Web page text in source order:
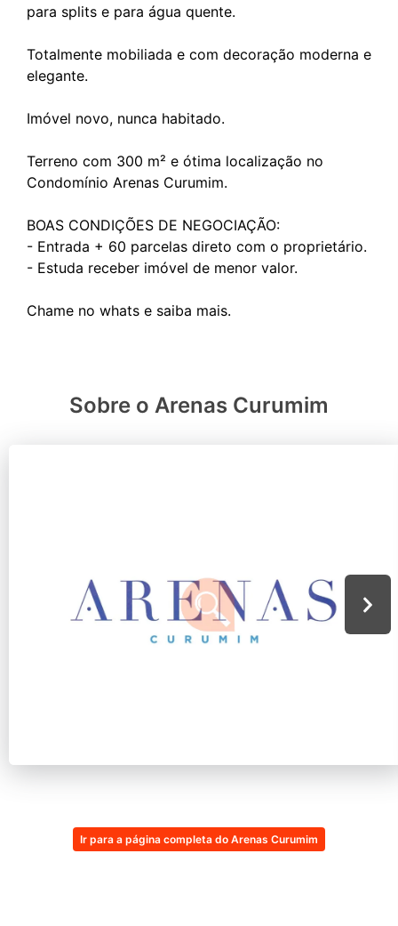
para splits e para água quente.
Totalmente mobiliada e com decoração moderna e
elegante.
Imóvel novo, nunca habitado.
Terreno com 300 m² e ótima localização no
Condomínio Arenas Curumim.
BOAS CONDIÇÕES DE NEGOCIAÇÃO:
- Entrada + 60 parcelas direto com o proprietário.
- Estuda receber imóvel de menor valor.
Sobre o Arenas Curumim
Ir para a página completa do Arenas Curumim